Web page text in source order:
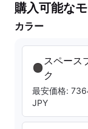
購入可能な
カラー
スペース
ク
最安価格:
JPY